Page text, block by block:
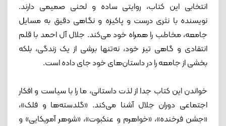
انتخابی این کتاب، روایتی ساده و لحنی صمیمی دارند.
نویسنده با نثری درست و پاکیزه و نگاهی دقیق به مسایل
جامعه، مخاطب را همراه خود می‌کند. جلال آل احمد با قلم
انتقادی و گاهی تیز خود، نه‌تنها برشی از یک زندگی، بلکه
بخشی از جامعه را در داستان‌های خود جای داده است.
خواندن این کتاب جدا از لذت داستانی، ما را با سیاست و افکار
اجتماعی دوران جلال آشنا می‌کند. «گلدسته‌ها و فلک»،
«جشن فرخنده»، «خواهرم و عنکبوت»، «شوهر آمریکایی» و